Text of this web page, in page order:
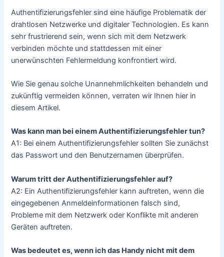
Authentifizierungsfehler sind eine häufige Problematik der
drahtlosen Netzwerke und digitaler Technologien. Es kann
sehr frustrierend sein, wenn sich mit dem Netzwerk
verbinden möchte und stattdessen mit einer
unerwünschten Fehlermeldung konfrontiert wird.
Wie Sie genau solche Unannehmlichkeiten behandeln und
zukünftig vermeiden können, verraten wir Ihnen hier in
diesem Artikel.
Was kann man bei einem Authentifizierungsfehler tun?
A1: Bei einem Authentifizierungsfehler sollten Sie zunächst
das Passwort und den Benutzernamen überprüfen.
Warum tritt der Authentifizierungsfehler auf?
A2: Ein Authentifizierungsfehler kann auftreten, wenn die
eingegebenen Anmeldeinformationen falsch sind,
Probleme mit dem Netzwerk oder Konflikte mit anderen
Geräten auftreten.
Was bedeutet es, wenn ich das Handy nicht mit dem